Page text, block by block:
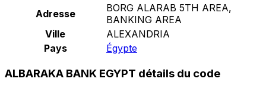
Adresse
BORG ALARAB 5TH AREA,
BANKING AREA
Ville
ALEXANDRIA
Pays
Égypte
ALBARAKA BANK EGYPT détails du code